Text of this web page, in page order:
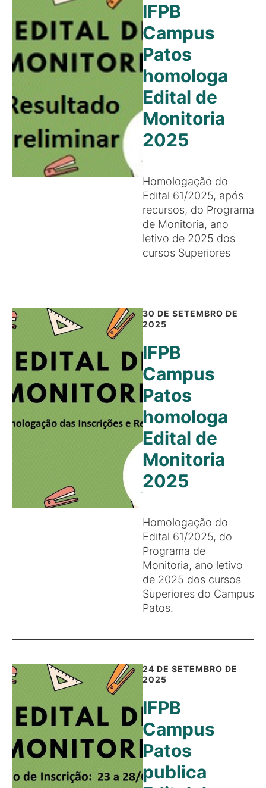
IFPB
Campus
Patos
homologa
Edital de
Monitoria
2025
Homologação do
Edital 61/2025, após
recursos, do Programa
de Monitoria, ano
letivo de 2025 dos
cursos Superiores
30 DE SETEMBRO DE
2025
IFPB
Campus
Patos
homologa
Edital de
Monitoria
2025
Homologação do
Edital 61/2025, do
Programa de
Monitoria, ano letivo
de 2025 dos cursos
Superiores do Campus
Patos.
24 DE SETEMBRO DE
2025
IFPB
Campus
Patos
publica